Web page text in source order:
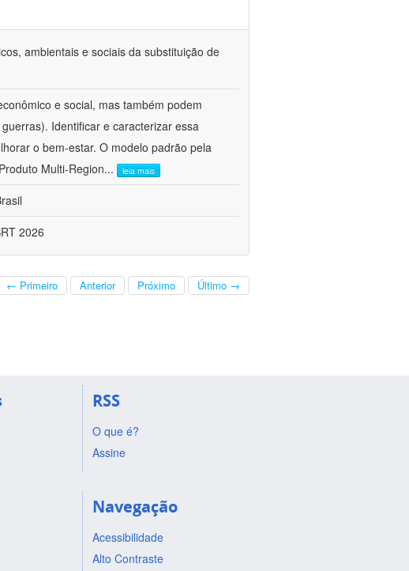
ambientais e sociais da substituição de
e social, mas também podem
Identificar e caracterizar essa
o bem-estar. O modelo padrão pela
Multi-Region... leia mais
2026
← Primeiro Anterior Próximo Último →
RSS
O que é?
Assine
Navegação
Acessibilidade
Alto Contraste